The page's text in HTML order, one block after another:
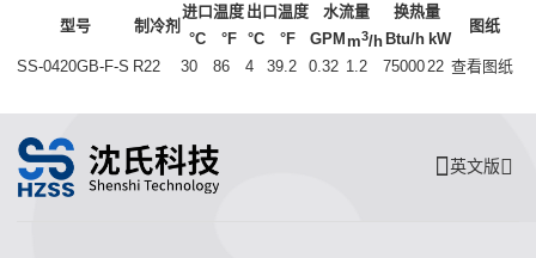
型号 制冷剂
进口温度 出口温度 水流量
换热量
图纸
°C °F °C °F GPMm3/hBtu/h kW
SS-0420GB-F-S R22 30 86 4 39.2 0.32 1.2 75000 22 查看图纸
英文版